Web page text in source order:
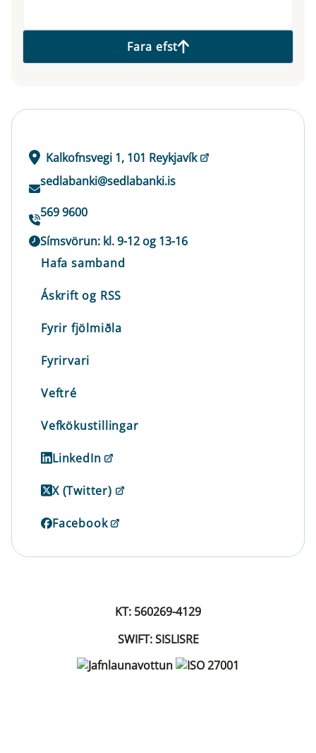
Fara efst
Kalkofnsvegi 1, 101 Reykjavík
sedlabanki@sedlabanki.is
569 9600
Símsvörun: kl. 9-12 og 13-16
Hafa samband
Áskrift og RSS
Fyrir fjölmiðla
Fyrirvari
Veftré
Vefkökustillingar
LinkedIn
X (Twitter)
Facebook
KT: 560269-4129
SWIFT: SISLISRE